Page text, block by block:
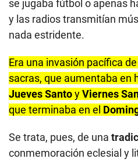
se jugaba fútbol o apenas
y las radios transmitían
nada estridente.
Era una invasión pacífica
sacras, que aumentaba en
Jueves SantoyViernes
que terminaba en el
Se trata, pues, de una
conmemoración eclesial y